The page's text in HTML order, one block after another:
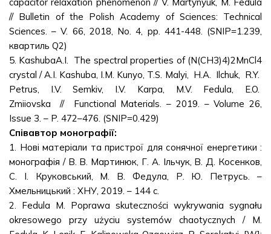
// Bulletin of the Polish Academy of Sciences: Technical
Sciences. – V. 66, 2018, No. 4, pp. 441-448. (SNIP=1.239,
квартиль Q2)
5. KashubaA.I. The spectral properties of (N(CH3)4)2MnCl4
crystal / A.I. Kashuba, I.M. Kunyo, T.S. Malyi, H.A. Ilchuk, R.Y.
Petrus, I.V. Semkiv, I.V. Karpa, M.V. Fedula, E.O.
Zmiiovska // Functional Materials. – 2019. – Volume 26,
Issue 3. – P. 472–476. (SNIP=0.429)
Співавтор монографії:
1. Нові матеріали та пристрої для сонячної енергетики :
монографія / В. В. Мартинюк, Г. А. Ільчук, В. Д. Косенков,
С. І. Круковський, М. В. Федула, Р. Ю. Петрусь. –
Хмельницький : ХНУ, 2019. – 144 c.
2. Fedula M. Poprawa skuteczności wykrywania sygnału
okresowego przy użyciu systemów chaotycznych / M.